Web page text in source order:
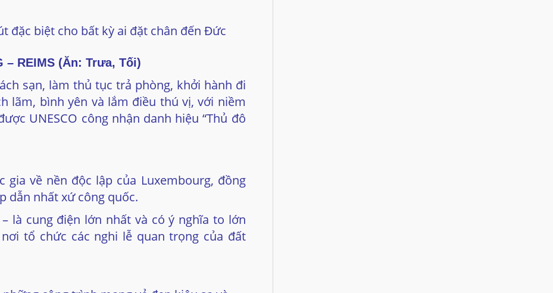
đặc biệt cho bất kỳ ai đặt chân đến Đức
– REIMS (Ăn: Trưa, Tối)
sạn, làm thủ tục trả phòng, khởi hành đi
lãm, bình yên và lắm điều thú vị, với niềm
UNESCO công nhận danh hiệu “Thủ đô
gia về nền độc lập của Luxembourg, đồng
dẫn nhất xứ công quốc.
– là cung điện lớn nhất và có ý nghĩa to lớn
tổ chức các nghi lễ quan trọng của đất